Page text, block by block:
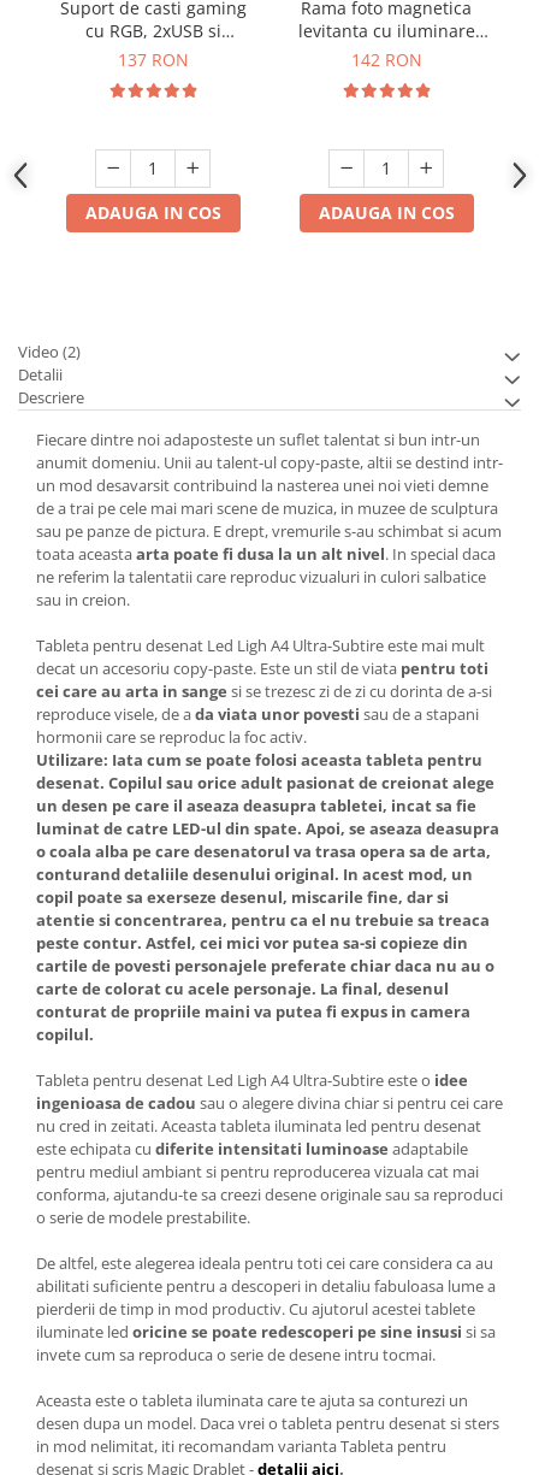
Suport de casti gaming
cu RGB, 2xUSB si
antiderapant, Disco-
137 RON
ADAUGA IN COS
Rama foto magnetica
levitanta cu iluminare
RGB
142 RON
ADAUGA IN COS
Video (2)
Detalii
Descriere
Fiecare dintre noi adaposteste un suflet talentat si bun intr-un
anumit domeniu. Unii au talent-ul copy-paste, altii se destind intr-
un mod desavarsit contribuind la nasterea unei noi vieti demne
de a trai pe cele mai mari scene de muzica, in muzee de sculptura
sau pe panze de pictura. E drept, vremurile s-au schimbat si acum
toata aceastaarta poate fi dusa la un alt nivel. In special daca
ne referim la talentatii care reproduc vizualuri in culori salbatice
sau in creion.
Tableta pentru desenat Led Ligh A4 Ultra-Subtire este mai mult
decat un accesoriu copy-paste. Este un stil de viata pentru toti
cei care au arta in sange si se trezesc zi de zi cu dorinta de a-si
reproduce visele, de ada viata unor povesti sau de a stapani
hormonii care se reproduc la foc activ.
Utilizare: Iata cum se poate folosi aceasta tableta pentru
desenat. Copilul sau orice adult pasionat de creionat alege
un desen pe care il aseaza deasupra tabletei, incat sa fie
luminat de catre LED-ul din spate. Apoi, se aseaza deasupra
o coala alba pe care desenatorul va trasa opera sa de arta,
conturand detaliile desenului original. In acest mod, un
copil poate sa exerseze desenul, miscarile fine, dar si
atentie si concentrarea, pentru ca el nu trebuie sa treaca
peste contur. Astfel, cei mici vor putea sa-si copieze din
cartile de povesti personajele preferate chiar daca nu au o
carte de colorat cu acele personaje. La final, desenul
conturat de propriile maini va putea fi expus in camera
copilul.
Tableta pentru desenat Led Ligh A4 Ultra-Subtire este o idee
ingenioasa de cadou sau o alegere divina chiar si pentru cei care
nu cred in zeitati. Aceasta tableta iluminata led pentru desenat
este echipata cu diferite intensitati luminoase adaptabile
pentru mediul ambiant si pentru reproducerea vizuala cat mai
conforma, ajutandu-te sa creezi desene originale sau sa reproduci
o serie de modele prestabilite.
De altfel, este alegerea ideala pentru toti cei care considera ca au
abilitati suficiente pentru a descoperi in detaliu fabuloasa lume a
pierderii de timp in mod productiv. Cu ajutorul acestei tablete
iluminate led oricine se poate redescoperi pe sine insusi si sa
invete cum sa reproduca o serie de desene intru tocmai.
Aceasta este o tableta iluminata care te ajuta sa conturezi un
desen dupa un model. Daca vrei o tableta pentru desenat si sters
in mod nelimitat, iti recomandam varianta Tableta pentru
desenat si scris Magic Drablet -detalii aici.